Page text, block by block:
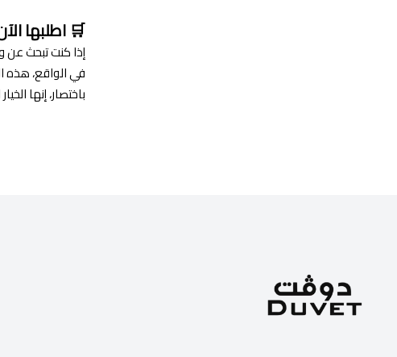
🛒 اطلبها
إذا كنت تبحث عن
في الواقع، هذه
باختصار، إنها